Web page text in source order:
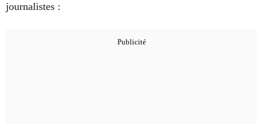
journalistes :